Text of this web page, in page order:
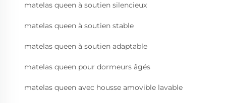
matelas queen à soutien silencieux
matelas queen à soutien stable
matelas queen à soutien adaptable
matelas queen pour dormeurs âgés
matelas queen avec housse amovible lavable